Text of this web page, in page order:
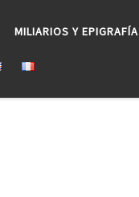
MILIARIOS Y EPIGRAFÍA